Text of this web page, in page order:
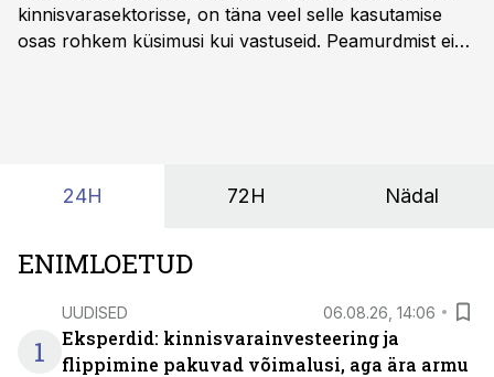
kinnisvarasektorisse, on täna veel selle kasutamise
osas rohkem küsimusi kui vastuseid. Peamurdmist ei
24H 72H Nädal
ENIMLOETUD
1
UUDISED 06.08.26, 14:06
Eksperdid: kinnisvarainvesteering ja
flippimine pakuvad võimalusi, aga ära armu